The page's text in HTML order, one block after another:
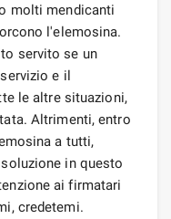
molti mendicanti
l'elemosina.
servito se un
e il
le altre situazioni,
Altrimenti, entro
a tutti,
in questo
ai firmatari
credetemi.